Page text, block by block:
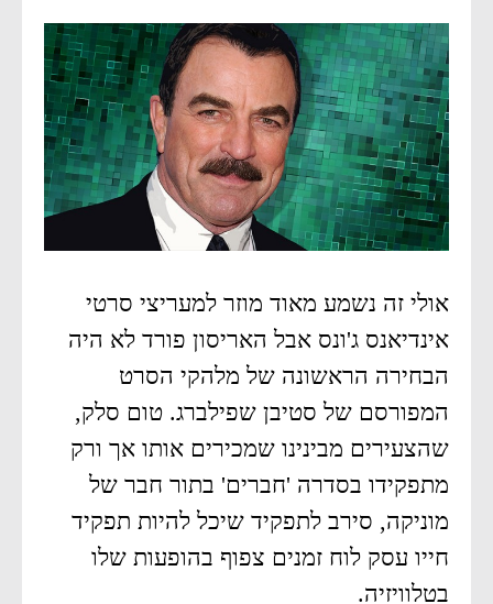
אולי זה נשמע מאוד מוזר למעריצי סרטי
אינדיאנס ג'ונס אבל האריסון פורד לא היה
הבחירה הראשונה של מלהקי הסרט
המפורסם של סטיבן שפילברג. טום סלק,
שהצעירים מבינינו שמכירים אותו אך ורק
מתפקידו בסדרה 'חברים' בתור חבר של
מוניקה, סירב לתפקיד שיכל להיות תפקיד
חייו עסק לוח זמנים צפוף בהופעות שלו
בטלוויזיה.